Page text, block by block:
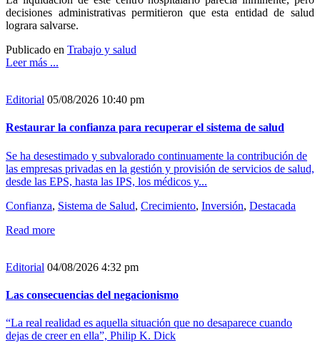
decisiones administrativas permitieron que esta entidad de salud
lograra salvarse.
Publicado en Trabajo y salud
Leer más ...
Editorial 05/08/2026 10:40 pm
Restaurar la confianza para recuperar el sistema de salud
Se ha desestimado y subvalorado continuamente la contribución de
las empresas privadas en la gestión y provisión de servicios de salud,
desde las EPS, hasta las IPS, los médicos y...
Confianza, Sistema de Salud, Crecimiento, Inversión, Destacada
Read more
Editorial 04/08/2026 4:32 pm
Las consecuencias del negacionismo
“La real realidad es aquella situación que no desaparece cuando
dejas de creer en ella”, Philip K. Dick